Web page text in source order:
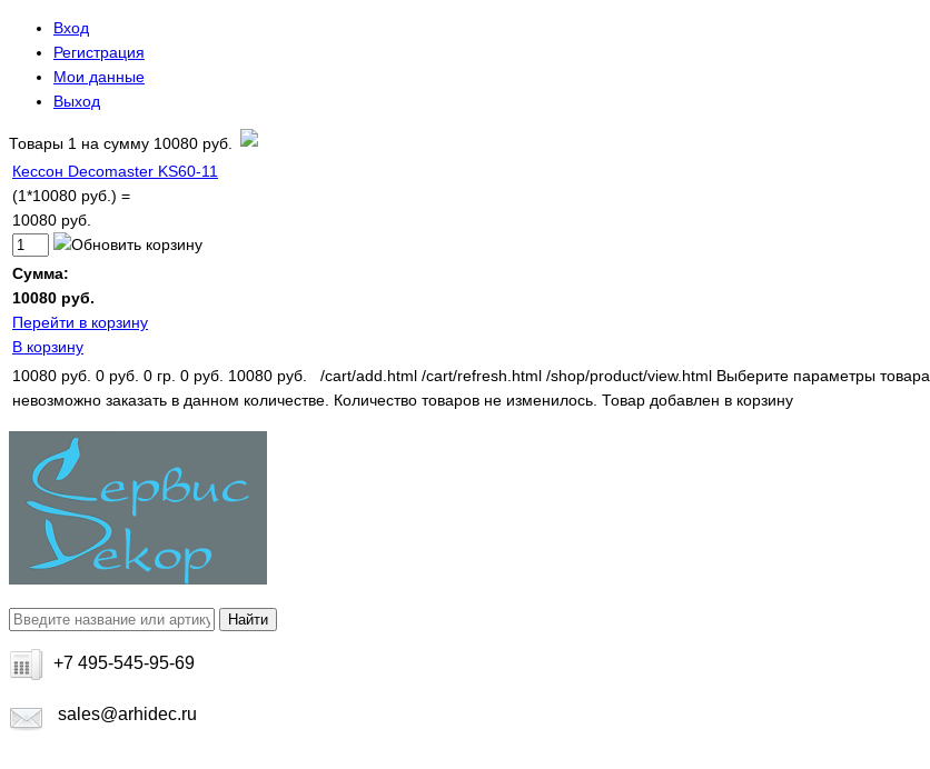
Вход
Регистрация
Мои данные
Выход
Товары 1 на сумму 10080 руб.
Кессон Decomaster KS60-11
(1*10080 руб.) =
10080 руб.
Сумма:
10080 руб.
Перейти в корзину
В корзину
10080 руб. 0 руб. 0 гр. 0 руб. 10080 руб. /cart/add.html /cart/refresh.html /shop/product/view.html Выберите параметры товара.
невозможно заказать в данном количестве. Количество товаров не изменилось. Товар добавлен в корзину
+7 495-545-95-69
sales@arhidec.ru